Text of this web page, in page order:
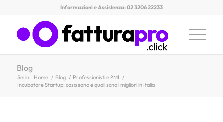
Informazioni e Assistenza: 02 3206 22233
Blog
Sei in: Home / Blog / Professionisti e PMI /
Incubatore Startup: cosa sono e quali sono i migliori in Italia